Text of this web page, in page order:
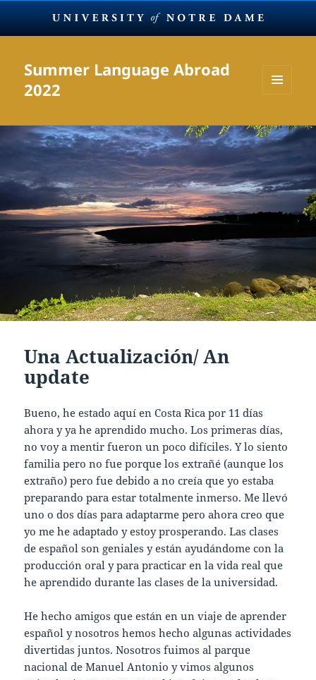
Summer Language Abroad
2022
WIDGETS
Una Actualización/ An
update
Bueno, he estado aquí en Costa Rica por 11 días
ahora y ya he aprendido mucho. Los primeras días,
no voy a mentir fueron un poco difíciles. Y lo siento
familia pero no fue porque los extrañé (aunque los
extraño) pero fue debido a no creía que yo estaba
preparando para estar totalmente inmerso. Me llevó
uno o dos días para adaptarme pero ahora creo que
yo me he adaptado y estoy prosperando. Las clases
de español son geniales y están ayudándome con la
producción oral y para practicar en la vida real que
he aprendido durante las clases de la universidad.
He hecho amigos que están en un viaje de aprender
español y nosotros hemos hecho algunas actividades
divertidas juntos. Nosotros fuimos al parque
nacional de Manuel Antonio y vimos algunos